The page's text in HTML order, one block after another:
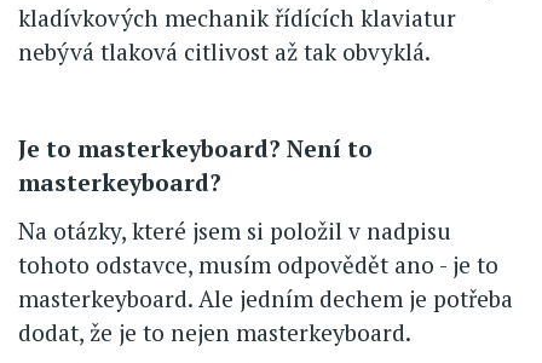
kladívkových mechanik řídících klaviatur
nebývá tlaková citlivost až tak obvyklá.
Je to masterkeyboard? Není to
masterkeyboard?
Na otázky, které jsem si položil v nadpisu
tohoto odstavce, musím odpovědět ano - je to
masterkeyboard. Ale jedním dechem je potřeba
dodat, že je to nejen masterkeyboard.